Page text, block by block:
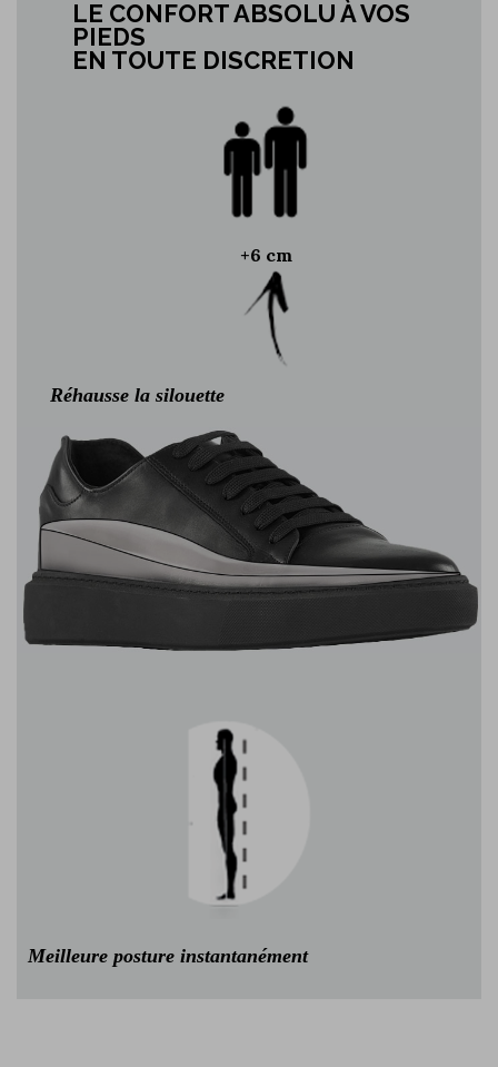
LE CONFORT ABSOLU À VOS
PIEDS
EN TOUTE DISCRETION
+6 cm
Réhausse la silouette
Meilleure posture instantanément